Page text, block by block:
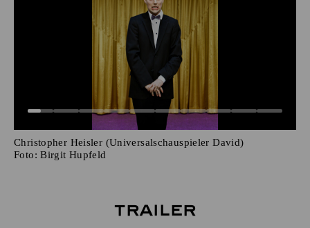
Christopher Heisler (Universalschauspieler David)
Foto: Birgit Hupfeld
Trailer